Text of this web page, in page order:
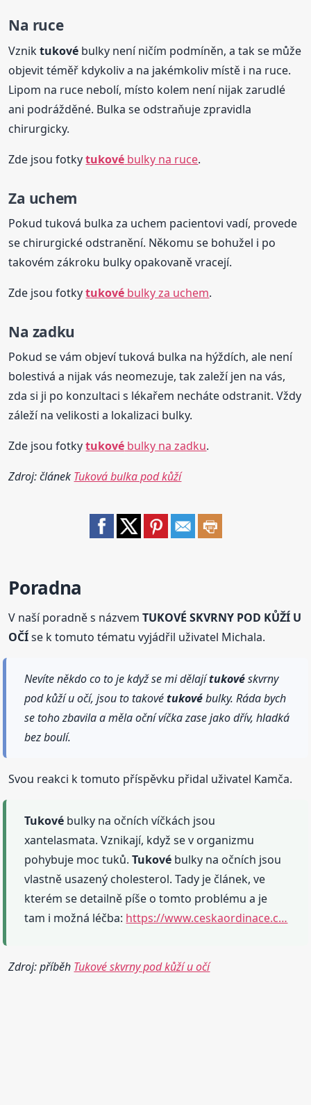
Na ruce
Vzniktukové bulky není ničím podmíněn, a tak se může
objevit téměř kdykoliv a na jakémkoliv místě i na ruce.
Lipom na ruce nebolí, místo kolem není nijak zarudlé
ani podrážděné. Bulka se odstraňuje zpravidla
chirurgicky.
Zde jsou fotkytukové bulky na ruce.
Za uchem
Pokud tuková bulka za uchem pacientovi vadí, provede
se chirurgické odstranění. Někomu se bohužel i po
takovém zákroku bulky opakovaně vracejí.
Zde jsou fotkytukové bulky za uchem.
Na zadku
Pokud se vám objeví tuková bulka na hýždích, ale není
bolestivá a nijak vás neomezuje, tak zaleží jen na vás,
zda si ji po konzultaci s lékařem necháte odstranit. Vždy
záleží na velikosti a lokalizaci bulky.
Zde jsou fotkytukové bulky na zadku.
Zdroj: článek Tuková bulka pod kůží
Poradna
V naší poradně s názvemTUKOVÉ SKVRNY POD KŮŽÍ U
OČÍse k tomuto tématu vyjádřil uživatel Michala.
Nevíte někdo co to je když se mi dělajítukovéskvrny
pod kůží u očí, jsou to takovétukovébulky. Ráda bych
se toho zbavila a měla oční víčka zase jako dřív, hladká
bez boulí.
Svou reakci k tomuto příspěvku přidal uživatel Kamča.
Tukové bulky na očních víčkách jsou
xantelasmata. Vznikají, když se v organizmu
pohybuje moc tuků.Tukové bulky na očních jsou
vlastně usazený cholesterol. Tady je článek, ve
kterém se detailně píše o tomto problému a je
tam i možná léčba: https://www.ceskaordinace.c…
Zdroj: příběh Tukové skvrny pod kůží u očí